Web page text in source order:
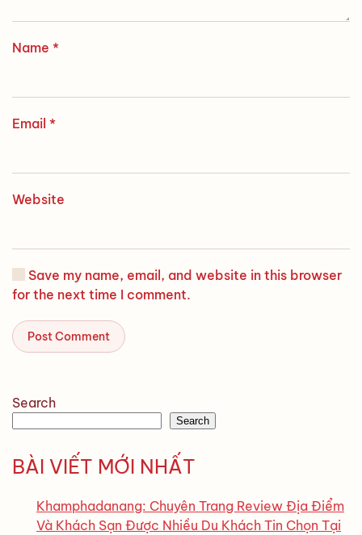
Name *
Email *
Website
Save my name, email, and website in this browser
for the next time I comment.
Post Comment
Search
Search
BÀI VIẾT MỚI NHẤT
Khamphadanang: Chuyên Trang Review Địa Điểm
Và Khách Sạn Được Nhiều Du Khách Tin Chọn Tại